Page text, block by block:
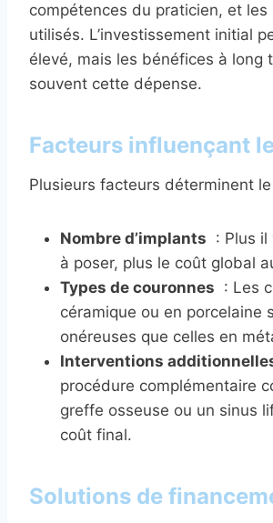
compétences du praticien, et les
utilisés. L’investissement initial
élevé, mais les bénéfices à long
souvent cette dépense.
Facteurs influençant
Plusieurs facteurs déterminent
Nombre d’implants : Plus il
à poser, plus le coût global
Types de couronnes : Les
céramique ou en porcelaine
onéreuses que celles en
Interventions
procédure complémentaire
greffe osseuse ou un sinus
coût final.
Solutions de